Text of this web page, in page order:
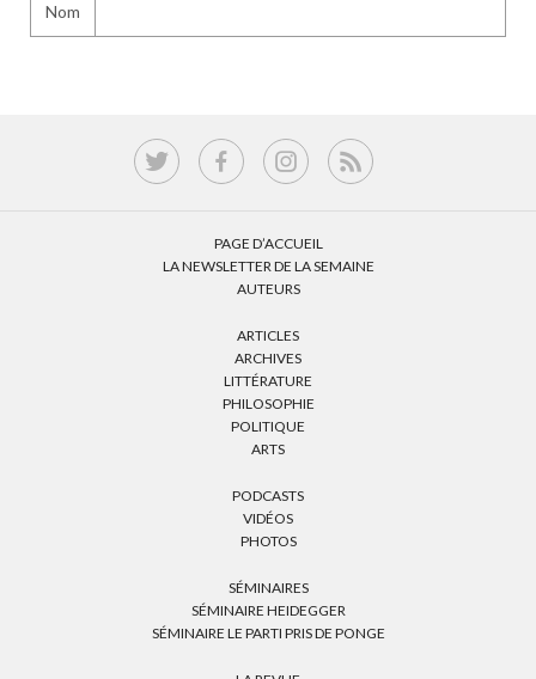
Nom
PAGE D’ACCUEIL
LA NEWSLETTER DE LA SEMAINE
AUTEURS
ARTICLES
ARCHIVES
LITTÉRATURE
PHILOSOPHIE
POLITIQUE
ARTS
PODCASTS
VIDÉOS
PHOTOS
SÉMINAIRES
SÉMINAIRE HEIDEGGER
SÉMINAIRE LE PARTI PRIS DE PONGE